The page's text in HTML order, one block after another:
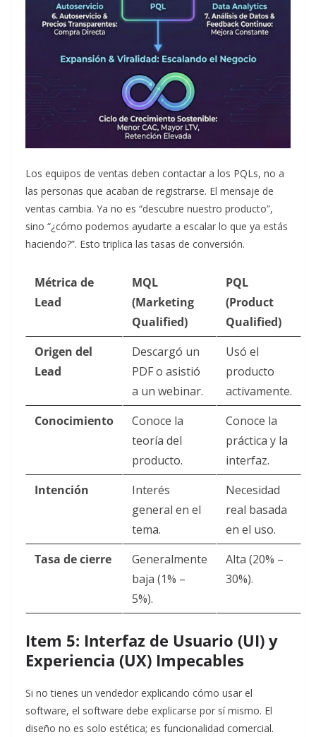
Los equipos de ventas deben contactar a los PQLs, no a
las personas que acaban de registrarse. El mensaje de
ventas cambia. Ya no es “descubre nuestro producto”,
sino “¿cómo podemos ayudarte a escalar lo que ya estás
haciendo?”. Esto triplica las tasas de conversión.
Métrica de
Lead
MQL
(Marketing
Qualified)
PQL
(Product
Qualified)
Origen del
Lead
Descargó un
PDF o asistió
a un webinar.
Usó el
producto
activamente.
Conocimiento
Conoce la
teoría del
producto.
Conoce la
práctica y la
interfaz.
Intención
Interés
general en el
tema.
Necesidad
real basada
en el uso.
Tasa de cierre
Generalmente
baja (1% –
5%).
Alta (20% –
30%).
Item 5: Interfaz de Usuario (UI) y
Experiencia (UX) Impecables
Si no tienes un vendedor explicando cómo usar el
software, el software debe explicarse por sí mismo. El
diseño no es solo estética; es funcionalidad comercial.